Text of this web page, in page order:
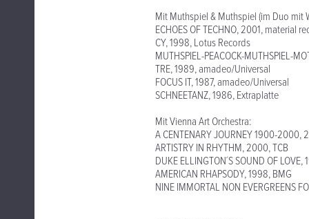
Mit Muthspiel & Muthspiel (im Duo mit
ECHOES OF TECHNO, 2001, material
CY, 1998, Lotus Records
MUTHSPIEL-PEACOCK-MUTHSPIEL-
TRE, 1989, amadeo/Universal
FOCUS IT, 1987, amadeo/Universal
SCHNEETANZ, 1986, Extraplatte
Mit Vienna Art Orchestra:
A CENTENARY JOURNEY 1900-2000,
ARTISTRY IN RHYTHM, 2000, TCB
DUKE ELLINGTON´S SOUND OF LOVE,
AMERICAN RHAPSODY, 1998, BMG
NINE IMMORTAL NON EVERGREENS